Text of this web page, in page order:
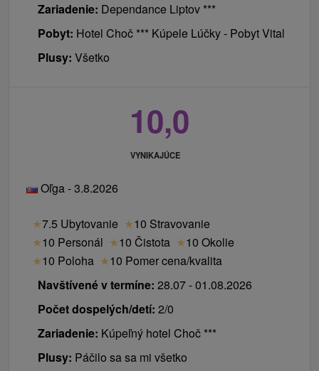
Zariadenie: Dependance Liptov ***
Pobyt: Hotel Choč *** Kúpele Lúčky - Pobyt Vital
Plusy: Všetko
10,0
VYNIKAJÚCE
Oľga - 3.8.2026
★7.5 Ubytovanie ★10 Stravovanie
★10 Personál ★10 Čistota ★10 Okolie
★10 Poloha ★10 Pomer cena/kvalita
Navštívené v termíne: 28.07 - 01.08.2026
Počet dospelých/detí: 2/0
Zariadenie: Kúpeľný hotel Choč ***
Plusy: Páčilo sa sa mi všetko